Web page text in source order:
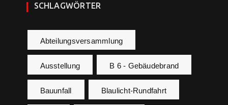
SCHLAGWÖRTER
Abteilungsversammlung
Ausstellung B 6 - Gebäudebrand
Bauunfall Blaulicht-Rundfahrt